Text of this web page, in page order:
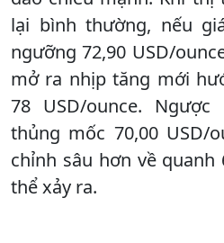
lại bình thường, nếu
ngưỡng 72,90 USD/
mở ra nhịp tăng mới
78 USD/ounce.
thủng mốc 70,00 USD/
chỉnh sâu hơn về quanh
thể xảy ra.